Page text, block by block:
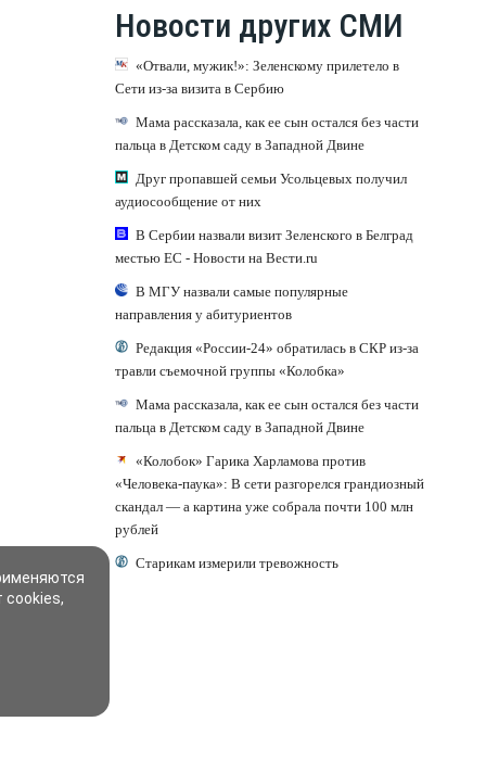
Новости других СМИ
«Отвали, мужик!»: Зеленскому прилетело в
Сети из-за визита в Сербию
Мама рассказала, как ее сын остался без части
пальца в Детском саду в Западной Двине
Друг пропавшей семьи Усольцевых получил
аудиосообщение от них
В Сербии назвали визит Зеленского в Белград
местью ЕС - Новости на Вести.ru
В МГУ назвали самые популярные
направления у абитуриентов
Редакция «России-24» обратилась в СКР из-за
травли съемочной группы «Колобка»
Мама рассказала, как ее сын остался без части
пальца в Детском саду в Западной Двине
«Колобок» Гарика Харламова против
«Человека-паука»: В сети разгорелся грандиозный
скандал — а картина уже собрала почти 100 млн
рублей
Старикам измерили тревожность
cookies,